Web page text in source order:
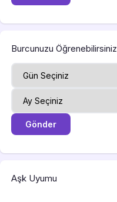
Burcunuzu Öğrenebilirsiniz
Aşk Uyumu